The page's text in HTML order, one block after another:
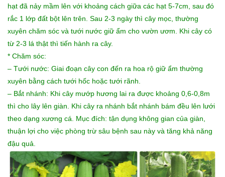
hạt đã nảy mầm lên với khoảng cách giữa các hạt 5-7cm, sau đó
rắc 1 lớp đất bột lên trên. Sau 2-3 ngày thì cây mọc, thường
xuyên chăm sóc và tưới nước giữ ẩm cho vườn ươm. Khi cây có
từ 2-3 lá thật thì tiến hành ra cây.
* Chăm sóc:
– Tưới nước: Giai đoạn cây con đến ra hoa rộ giữ ẩm thường
xuyên bằng cách tưới hốc hoặc tưới rãnh.
– Bắt nhánh: Khi cây mướp hương lai ra được khoảng 0,6-0,8m
thì cho lây lên giàn. Khi cây ra nhánh bắt nhánh bám đều lên lưới
theo dạng xương cá. Mục đích: tận dụng không gian của giàn,
thuận lợi cho việc phòng trừ sâu bệnh sau này và tăng khả năng
đậu quả.